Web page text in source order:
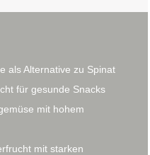
als Alternative zu Spinat
für gesunde Snacks
mit hohem
mit starken